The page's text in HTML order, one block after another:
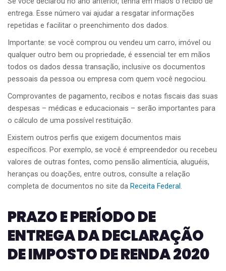
entrega. Esse número vai ajudar a resgatar informações
repetidas e facilitar o preenchimento dos dados.
Importante: se você comprou ou vendeu um carro, imóvel ou
qualquer outro bem ou propriedade, é essencial ter em mãos
todos os dados dessa transação, inclusive os documentos
pessoais da pessoa ou empresa com quem você negociou.
Comprovantes de pagamento, recibos e notas fiscais das suas
despesas – médicas e educacionais – serão importantes para
o cálculo de uma possível restituição.
Existem outros perfis que exigem documentos mais
específicos. Por exemplo, se você é empreendedor ou recebeu
valores de outras fontes, como pensão alimentícia, aluguéis,
heranças ou doações, entre outros, consulte a relação
completa de documentos no site da Receita Federal .
PRAZO E PERÍODO DE
ENTREGA DA DECLARAÇÃO
DE IMPOSTO DE RENDA 2020